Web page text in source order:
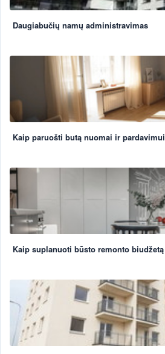
Daugiabučių namų administravimas
Kaip paruošti butą nuomai ir pardavimui
Kaip suplanuoti būsto remonto biudžetą